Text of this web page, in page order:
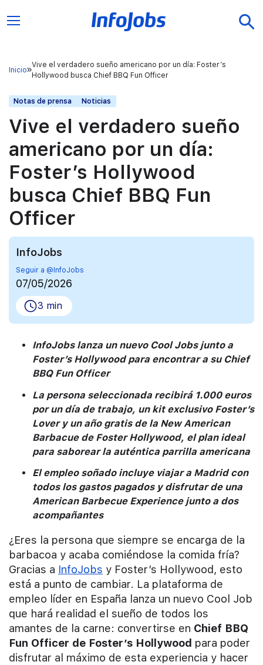
Inicio
Vive el verdadero sueño americano por un día: Foster’s
Hollywood busca Chief BBQ Fun Officer
Notas de prensa Noticias
Vive el verdadero sueño
americano por un día:
Foster’s Hollywood
busca Chief BBQ Fun
Officer
InfoJobs
Seguir a @InfoJobs
07/05/2026
3 min
InfoJobs lanza un nuevo Cool Jobs junto a
Foster’s Hollywood para encontrar a su Chief
BBQ Fun Officer
La persona seleccionada recibirá 1.000 euros
por un día de trabajo, un kit exclusivo Foster’s
Lover y un año gratis de la New American
Barbacue de Foster Hollywood, el plan ideal
para saborear la auténtica parrilla americana
El empleo soñado incluye viajar a Madrid con
todos los gastos pagados y disfrutar de una
American Barbecue Experience junto a dos
acompañantes
¿Eres la persona que siempre se encarga de la
barbacoa y acaba comiéndose la comida fría?
Gracias a InfoJobs y Foster’s Hollywood, esto
está a punto de cambiar. La plataforma de
empleo líder en España lanza un nuevo Cool Job
que hará realidad el sueño de todos los
amantes de la carne: convertirse en Chief BBQ
Fun Officer de Foster’s Hollywood para poder
disfrutar al máximo de esta experiencia y hacer